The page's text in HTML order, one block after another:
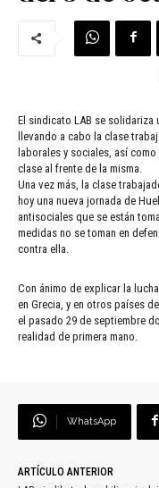
El sindicato LAB se solidariza
llevando a cabo la clase
laborales y sociales, así
clase al frente de la misma.
Una vez más, la clase
hoy una nueva jornada de
antisociales que se están
medidas no se toman en
contra ella.
Con ánimo de explicar la
en Grecia, y en otros países
el pasado 29 de septiembre
realidad de primera mano.
WhatsApp
ARTÍCULO ANTERIOR